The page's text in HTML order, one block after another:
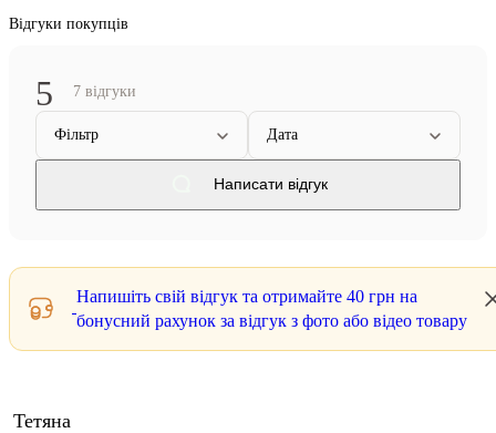
Відгуки покупців
5 7 відгуки
Фільтр Дата
Написати відгук
Напишіть свій відгук та отримайте 40 грн на
бонусний рахунок за відгук з фото або відео товару
Тетяна